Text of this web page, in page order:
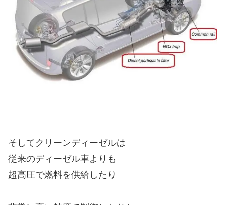
そしてクリーンディーゼルは
従来のディーゼル車よりも
超高圧で燃料を供給したり